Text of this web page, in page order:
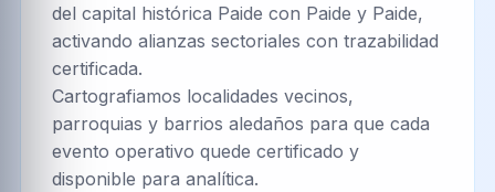
del capital histórica Paide con Paide y Paide,
activando alianzas sectoriales con trazabilidad
certificada.
Cartografiamos localidades vecinos,
parroquias y barrios aledaños para que cada
evento operativo quede certificado y
disponible para analítica.